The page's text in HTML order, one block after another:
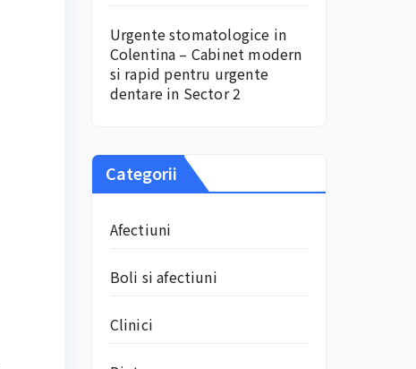
Urgente stomatologice in
Colentina – Cabinet modern
si rapid pentru urgente
dentare in Sector 2
Categorii
Afectiuni
Boli si afectiuni
Clinici